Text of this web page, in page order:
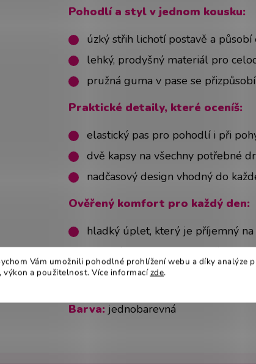
Vám umožnili pohodlné prohlížení webu a díky analýze
výkon a použitelnost. Více informacízde.
Pohodlí a styl v jednom kousku:
úzký střih lichotí postavě a
lehký, prodyšný materiál pro
pružná guma v pase se
Praktické detaily, které oceníš:
elastický pas pro pohodlí i při
dvě kapsy na všechny potřebné
nadčasový design vhodný do
Ověřený komfort pro každý den:
hladký úplet, který je příjemný
vhodný i pro citlivou pokožku –
Doporučené praní:
Barva: jednobarevná